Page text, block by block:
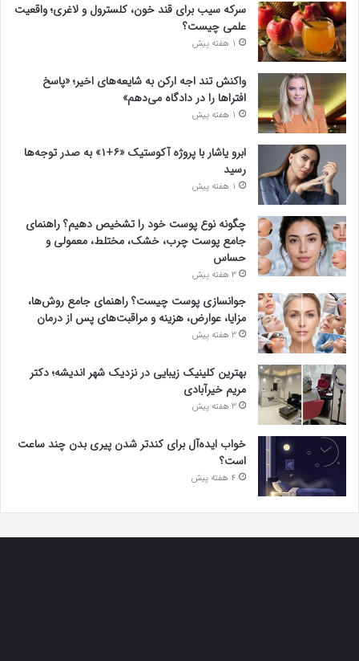
سرکه سیب برای قند خون، کلسترول و لاغری؛ واقعیت
علمی چیست؟
1 هفته پیش
واکنش تند اجه ارکن به شایعه‌های اخیر؛ «پاسخ
افتراها را در دادگاه می‌دهم»
1 هفته پیش
ابرو یاشار با پروژه آکوستیک «۶+۱» به صدر توجه‌ها
رسید
1 هفته پیش
چگونه نوع پوست خود را تشخیص دهیم؟ راهنمای
جامع پوست چرب، خشک، مختلط، معمولی و
حساس
3 هفته پیش
جوانسازی پوست چیست؟ راهنمای جامع روش‌ها،
مزایا، عوارض، هزینه و مراقبت‌های پس از درمان
3 هفته پیش
بهترین کلینیک زیبایی در نزدیک شهر اندیشه؛ دکتر
مریم خیرآبادی
3 هفته پیش
خواب ایده‌آل برای کندتر شدن پیری بدن چند ساعت
است؟
4 هفته پیش